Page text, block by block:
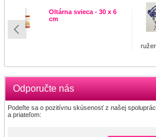
Oltárna svieca - 30 x 6
cm
Odporučte nás
Podeľte sa o pozitívnu skúsenosť z našej
a priateľom: